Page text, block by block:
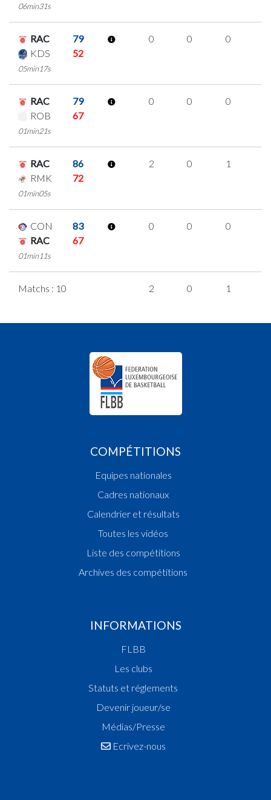
06min31s
RAC
79
KDS
52
05min17s
0 0 0
RAC
79
ROB
67
01min21s
0 0 0
RAC
86
RMK
72
01min05s
2 0 1
CON
83
RAC
67
01min11s
0 0 0
Matchs : 10 2 0 1
COMPÉTITIONS
Equipes nationales
Cadres nationaux
Calendrier et résultats
Toutes les vidéos
Liste des compétitions
Archives des compétitions
INFORMATIONS
FLBB
Les clubs
Statuts et réglements
Devenir joueur/se
Médias/Presse
Ecrivez-nous